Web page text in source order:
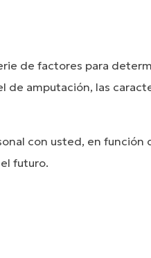
de factores para
de amputación, las
con usted, en función
futuro.